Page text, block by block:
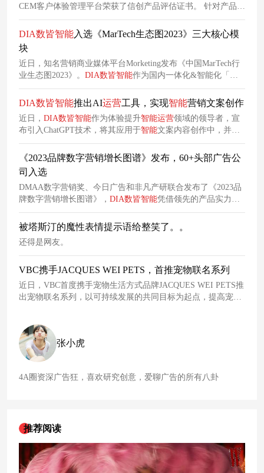
CEM客户体验管理平台荣获了信创产品评估证书。 针对产品与
国产芯片及环境的兼容性、性能、可靠性、安全性、易用性等
方面，数皆智能 CEM产品在测试中完全满足信创应用适配要
求，表现卓越。
DIA数皆智能入选《MarTech生态图2023》三大核心模
块
近日，知名营销商业媒体平台Morketing发布《中国MarTech行
业生态图2023》。 DIA数皆智能作为国内一体化&智能化「用
户运营」解决方案代表服务商，入选「客户数据平台」、「客
户体验、客户服务、客户成功」和「营销自动化」三大核心模
DIA数皆智能推出AI运营工具，实现智能营销文案创作
近日， DIA数皆智能作为体验提升智能运营领域的领导者，宣
布引入ChatGPT技术，将其应用于智能文案内容创作中，并推
出了一款强大的AI辅助营销内容生产工具——AI运营工具。在
营销文案、商品介绍、营销话术、内容模板、以及自由创作等
场景上，全力辅助企业
人员大幅提高工作效率和准确性、
优化营销策略及营销方案。
《2023品牌数字营销增长图谱》发布，60+头部广告公
司入选
DMAA数字营销奖、今日广告和非凡产研联合发布了《2023品
牌数字营销增长图谱》， DIA数皆智能凭借领先的产品实力和
技术优势，实力入选CEM、SCRM、MA三个细分领域！
被塔斯汀的魔性表情提示语给整笑了。。
还得是网友。
VBC携手JACQUES WEI PETS，首推宠物联名系列
近日，VBC首度携手宠物生活方式品牌JACQUES WEI PETS推
出宠物联名系列，以可持续发展的共同目标为起点，提高宠物
张小虎
4A圈资深广告狂，喜欢研究创意，爱聊广告的所有八卦
推荐阅读